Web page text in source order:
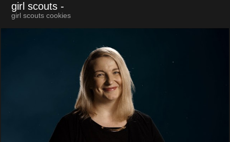
girl scouts -
girl scouts cookies